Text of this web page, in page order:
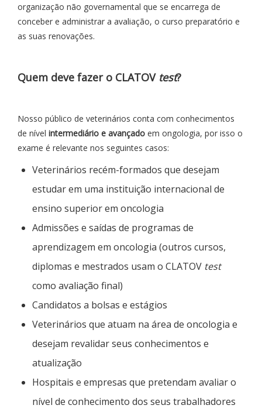
organização não governamental que se encarrega de
conceber e administrar a avaliação, o curso preparatório e
as suas renovações.
Quem deve fazer o CLATOV test?
Nosso público de veterinários conta com conhecimentos
de nível intermediário e avançado em ongologia, por isso o
exame é relevante nos seguintes casos:
Veterinários recém-formados que desejam
estudar em uma instituição internacional de
ensino superior em oncologia
Admissões e saídas de programas de
aprendizagem em oncologia (outros cursos,
diplomas e mestrados usam o CLATOV test
como avaliação final)
Candidatos a bolsas e estágios
Veterinários que atuam na área de oncologia e
desejam revalidar seus conhecimentos e
atualização
Hospitais e empresas que pretendam avaliar o
nível de conhecimento dos seus trabalhadores